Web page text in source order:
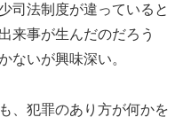
司法制度が違っていると
来事が生んだのだろう
ないが興味深い。
、犯罪のあり方が何かを